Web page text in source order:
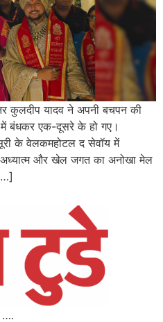
कुलदीप यादव ने अपनी बचपन की
बंधकर एक-दूसरे के हो गए।
के वेलकमहोटल द सेवॉय में
अध्यात्म और खेल जगत का अनोखा मेल
….